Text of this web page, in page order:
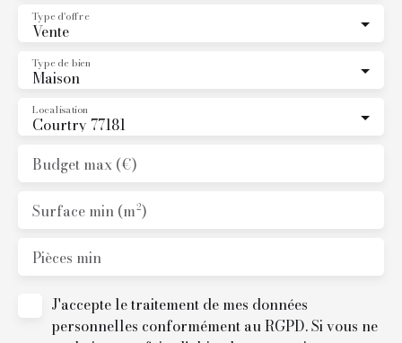
Vente
Type d'offre
Maison
Type de bien
Courtry 77181
Localisation
Budget max (€)
Surface min (m²)
Pièces min
J'accepte le traitement de mes données
personnelles conformément au RGPD. Si vous ne